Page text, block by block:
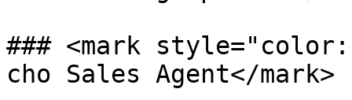
### <mark
cho Sales Agent</mark>